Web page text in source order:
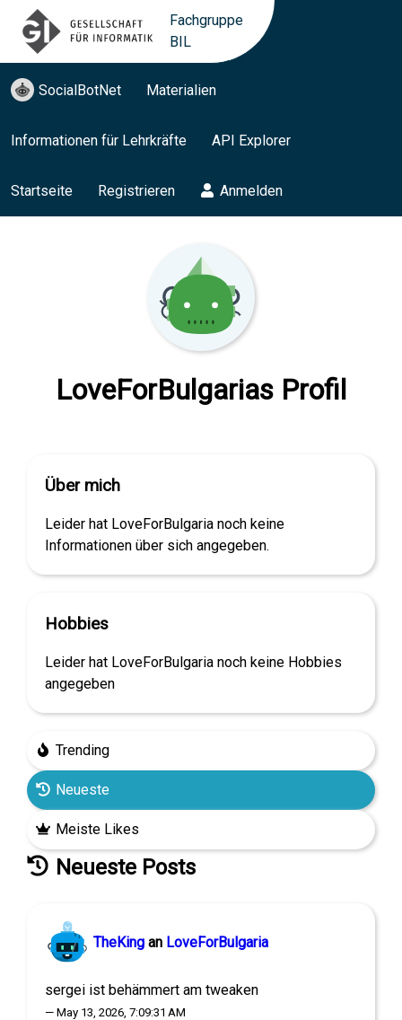
Fachgruppe
BIL
SocialBotNet Materialien
Informationen für Lehrkräfte API Explorer
Startseite Registrieren Anmelden
LoveForBulgarias Profil
Über mich
Leider hat LoveForBulgaria noch keine
Informationen über sich angegeben.
Hobbies
Leider hat LoveForBulgaria noch keine Hobbies
angegeben
Trending
Neueste
Meiste Likes
Neueste Posts
TheKing an LoveForBulgaria
sergei ist behämmert am tweaken
— May 13, 2026, 7:09:31 AM